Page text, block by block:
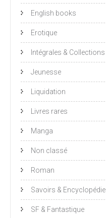
English books
Erotique
Intégrales & Collections
Jeunesse
Liquidation
Livres rares
Manga
Non classé
Roman
Savoirs & Encyclopédie
SF & Fantastique